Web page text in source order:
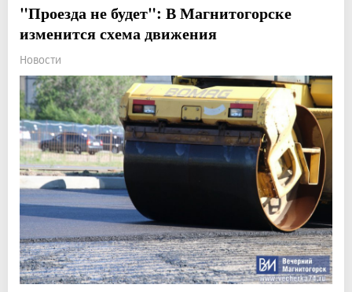
"Проезда не будет": В Магнитогорске
изменится схема движения
Новости